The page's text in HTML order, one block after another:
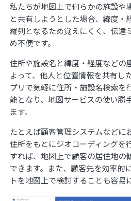
2
あの飛行機は何？「
行機を調べてみよう
3
旅も日常も思い出に！
動でGPSログを記録し
4
写真を都道府県の形で
5
同じ文字でも全然違う
難しさ
6
スターバックス公式ア
道府県の思い出を記録
私たちが地図上で何らかの施設や
と共有しようとした場合、緯度・
羅列となるため覚えにくく、伝達
め不便です。
住所や施設名と緯度・経度などの
よって、他人と位置情報を共有し
プリで気軽に住所・施設名検索を
能となり、地図サービスの使い勝
ます。
たとえば顧客管理システムなどに
住所をもとにジオコーディングを
すれば、地図上で顧客の居住地の
できます。また、顧客先を効率的
トを地図上で検討することも容易